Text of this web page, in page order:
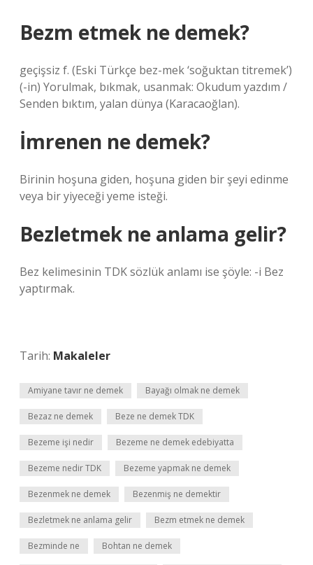
Bezm etmek ne demek?
geçişsiz f. (Eski Türkçe bez-mek ‘soğuktan titremek’)
(-in) Yorulmak, bıkmak, usanmak: Okudum yazdım /
Senden bıktım, yalan dünya (Karacaoğlan).
İmrenen ne demek?
Birinin hoşuna giden, hoşuna giden bir şeyi edinme
veya bir yiyeceği yeme isteği.
Bezletmek ne anlama gelir?
Bez kelimesinin TDK sözlük anlamı ise şöyle: -i Bez
yaptırmak.
Tarih: Makaleler
Amiyane tavır ne demek Bayağı olmak ne demek
Bezaz ne demek Beze ne demek TDK
Bezeme işi nedir Bezeme ne demek edebiyatta
Bezeme nedir TDK Bezeme yapmak ne demek
Bezenmek ne demek Bezenmiş ne demektir
Bezletmek ne anlama gelir Bezm etmek ne demek
Bezminde ne Bohtan ne demek